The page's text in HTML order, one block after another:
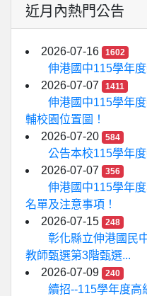
近月內熱門公告
2026-07-16 1602
伸港國中115學年
2026-07-07
1411
伸港國中115學年
輔校園位置圖！
2026-07-20
584
公告本校115學年
2026-07-07
356
伸港國中115學年
名單及注意事項！
2026-07-15
248
彰化縣立伸港國民
教師甄選第3階甄選...
2026-07-09
240
續招--115學年度高